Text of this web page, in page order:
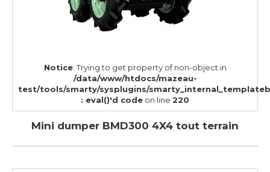
Notice: Trying to get property of non-object in
/data/www/htdocs/mazeau-
test/tools/smarty/sysplugins/
: eval()'d code on line 220
Mini dumper BMD300 4X4 tout terrain